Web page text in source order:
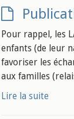
Pour rappel, les
enfants (de leur
favoriser les
aux familles
Lire la suite